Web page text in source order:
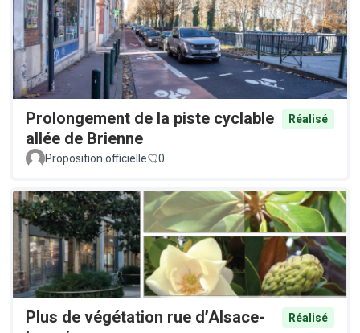
Prolongement de la piste cyclable
allée de Brienne
Réalisé
Proposition officielle 0
Plus de végétation rue d’Alsace-
Réalisé